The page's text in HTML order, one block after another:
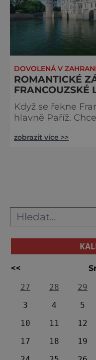
DOVOLENÁ V
ROMANTICKÉ
FRANCOUZSKÉ
Když se řekne
hlavně Paříž.
ocitnout se o
století na místě
zá
zobrazit více >>
<<
27
28 29
3
4 5
10
11 12
17
18 19